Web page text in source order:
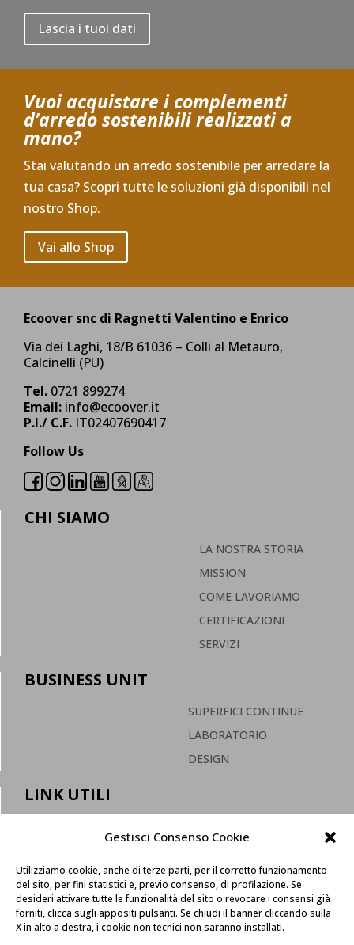
Gestisci Consenso Cookie
Utilizziamo cookie, anche di terze parti, per il corretto funzionamento
del sito, per fini statistici e, previo consenso, di profilazione. Se
desideri attivare tutte le funzionalità del sito o revocare i consensi già
forniti, clicca sugli appositi pulsanti. Se chiudi il banner cliccando sulla
X in alto a destra, i cookie non tecnici non saranno installati.
Lascia i tuoi dati
Vuoi acquistare i complementi
d’arredo sostenibili realizzati a
mano?
Stai valutando un arredo sostenibile per arredare la
tua casa? Scopri tutte le soluzioni già disponibili nel
nostro Shop.
Vai allo Shop
Ecoover snc di Ragnetti Valentino e Enrico
Via dei Laghi, 18/B 61036 – Colli al Metauro,
Calcinelli (PU)
Tel. 0721 899274
Email: info@ecoover.it
P.I./ C.F. IT02407690417
Follow Us
CHI SIAMO
LA NOSTRA STORIA
MISSION
COME LAVORIAMO
CERTIFICAZIONI
SERVIZI
BUSINESS UNIT
SUPERFICI CONTINUE
LABORATORIO
DESIGN
LINK UTILI
SHOP